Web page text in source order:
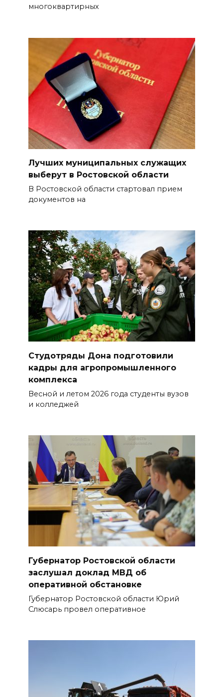
многоквартирных
Лучших муниципальных служащих
выберут в Ростовской области
В Ростовской области стартовал прием
документов на
Студотряды Дона подготовили
кадры для агропромышленного
комплекса
Весной и летом 2026 года студенты вузов
и колледжей
Губернатор Ростовской области
заслушал доклад МВД об
оперативной обстановке
Губернатор Ростовской области Юрий
Слюсарь провел оперативное